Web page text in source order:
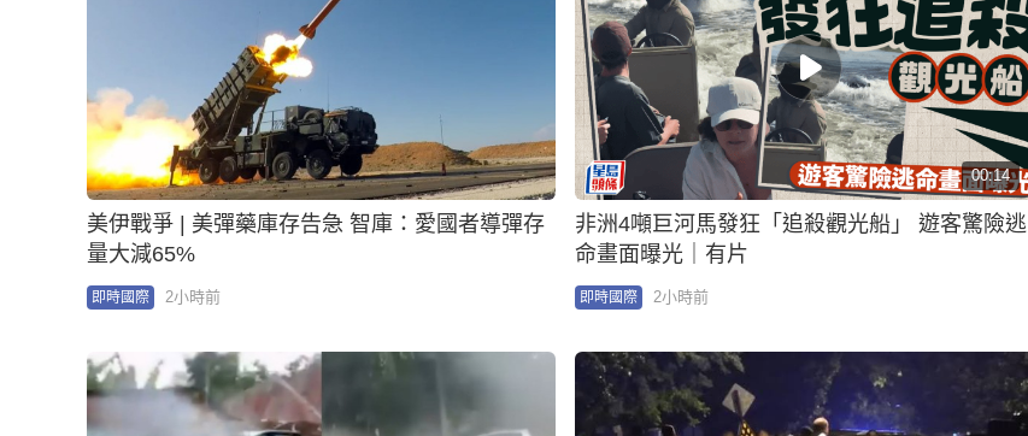
美伊戰爭 | 美彈藥庫存告急 智庫：愛國者導彈存
量大減65%
即時國際 2小時前
00:14
非洲4噸巨河馬發狂「追殺觀光船」 遊客驚險逃
命畫面曝光｜有片
即時國際 2小時前